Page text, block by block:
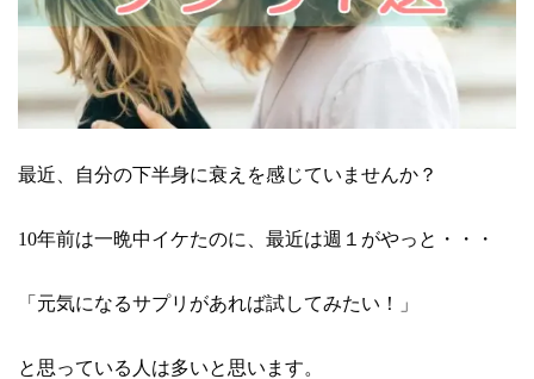
最近、自分の下半身に衰えを感じていませんか？
10年前は一晩中イケたのに、最近は週１がやっと・・・
「元気になるサプリがあれば試してみたい！」
と思っている人は多いと思います。